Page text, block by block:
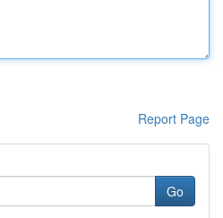
Report Page
Go